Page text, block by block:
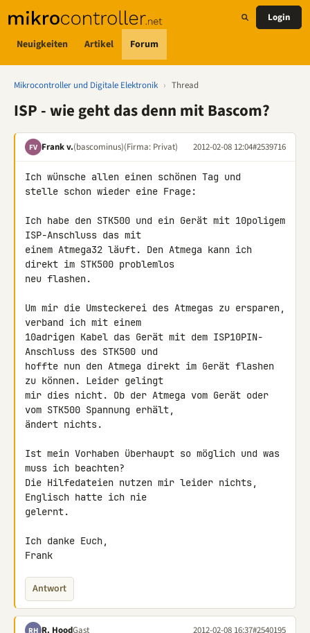
Neuigkeiten Artikel Forum
Login
Mikrocontroller und Digitale Elektronik › Thread
ISP - wie geht das denn mit Bascom?
FV Frank v.(bascominus)(Firma: Privat) 2012-02-08 12:04#2539716
Ich wünsche allen einen schönen Tag und
stelle schon wieder eine Frage:
Ich habe den STK500 und ein Gerät mit 10poligem
ISP-Anschluss das mit
einem Atmega32 läuft. Den Atmega kann ich
direkt im STK500 problemlos
neu flashen.
Um mir die Umsteckerei des Atmegas zu ersparen,
verband ich mit einem
10adrigen Kabel das Gerät mit dem ISP10PIN-
Anschluss des STK500 und
hoffte nun den Atmega direkt im Gerät flashen
zu können. Leider gelingt
mir dies nicht. Ob der Atmega vom Gerät oder
vom STK500 Spannung erhält,
ändert nichts.
Ist mein Vorhaben überhaupt so möglich und was
muss ich beachten?
Die Hilfedateien nutzen mir leider nichts,
Englisch hatte ich nie
gelernt.
Ich danke Euch,
Frank
Antwort
RH R. HoodGast 2012-02-08 16:37#2540195